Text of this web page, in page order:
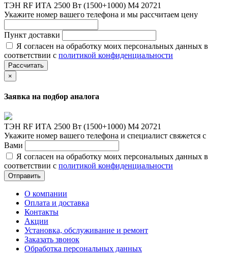
ТЭН RF ИТА 2500 Вт (1500+1000) M4 20721
Укажите номер вашего телефона и мы рассчитаем цену
Пункт доставки
Я согласен на обработку моих персональных данных в
соответствии с политикой конфиденциальности
Рассчитать
×
Заявка на подбор аналога
ТЭН RF ИТА 2500 Вт (1500+1000) M4 20721
Укажите номер вашего телефона и специалист свяжется с
Вами
Я согласен на обработку моих персональных данных в
соответствии с политикой конфиденциальности
Отправить
О компании
Оплата и доставка
Контакты
Акции
Установка, обслуживание и ремонт
Заказать звонок
Обработка персональных данных